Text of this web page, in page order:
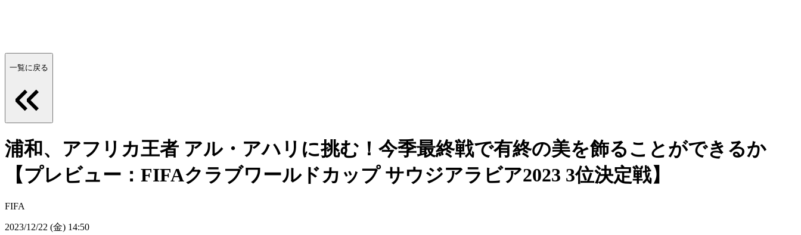
一覧に戻る
浦和、アフリカ王者 アル・アハリに挑む！今季最終戦で有終の美を飾ることができるか
【プレビュー：FIFAクラブワールドカップ サウジアラビア2023 3位決定戦】
FIFA
2023/12/22 (金) 14:50